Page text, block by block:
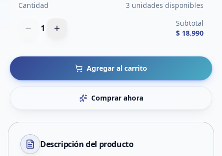
Cantidad 3 unidades disponibles
1
Subtotal
$ 18.990
Agregar al carrito
Comprar ahora
Descripción del producto